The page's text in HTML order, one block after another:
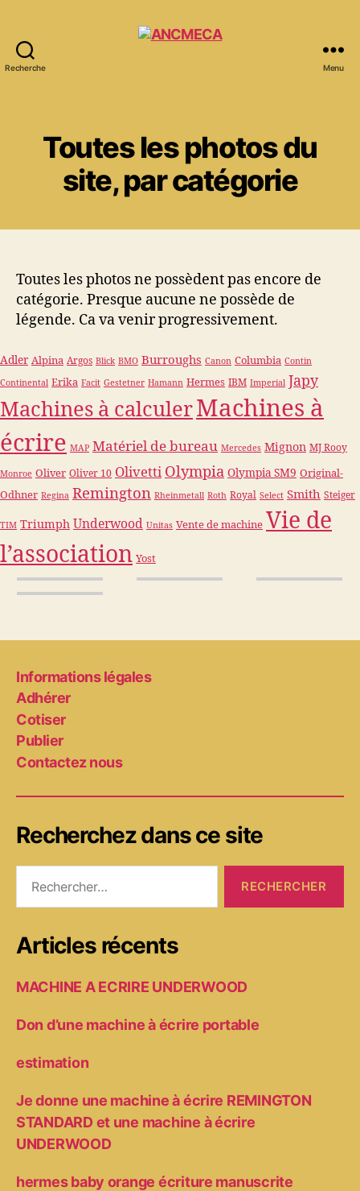
Recherche Menu
Toutes les photos du
site, par catégorie
Toutes les photos ne possèdent pas encore de
catégorie. Presque aucune ne possède de
légende. Ca va venir progressivement.
Adler Alpina Argos Blick BMO Burroughs Canon Columbia Contin
Continental Erika Facit Gestetner Hamann Hermes IBM Imperial Japy
Machines à calculerMachines à
écrire MAP Matériel de bureau Mercedes Mignon MJ Rooy
Monroe Oliver Oliver 10 Olivetti Olympia Olympia SM9 Original-
Odhner Regina Remington Rheinmetall Roth Royal Select Smith Steiger
TIM Triumph Underwood Unitas Vente de machine Vie de
l’association Yost
Informations légales
Adhérer
Cotiser
Publier
Contactez nous
Recherchez dans ce site
Articles récents
MACHINE A ECRIRE UNDERWOOD
Don d’une machine à écrire portable
estimation
Je donne une machine à écrire REMINGTON
STANDARD et une machine à écrire
UNDERWOOD
hermes baby orange écriture manuscrite